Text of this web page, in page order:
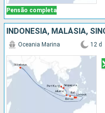
Pensão completa
INDONESIA, MALÁSIA,
Oceania Marina 12 d